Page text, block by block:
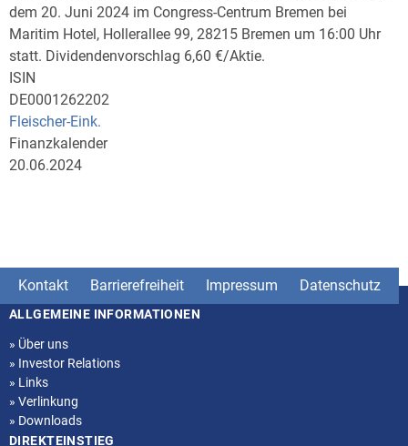
dem 20. Juni 2024 im Congress-Centrum Bremen bei
Maritim Hotel, Hollerallee 99, 28215 Bremen um 16:00 Uhr
statt. Dividendenvorschlag 6,60 €/Aktie.
ISIN
DE0001262202
Fleischer-Eink.
Finanzkalender
20.06.2024
Kontakt Barrierefreiheit Impressum Datenschutz
Seitenstruktur
ALLGEMEINE INFORMATIONEN
» Über uns
» Investor Relations
» Links
» Verlinkung
» Downloads
DIREKTEINSTIEG